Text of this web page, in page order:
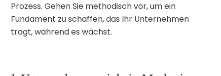
Prozess. Gehen Sie methodisch vor, um ein
Fundament zu schaffen, das Ihr Unternehmen
trägt, während es wächst.